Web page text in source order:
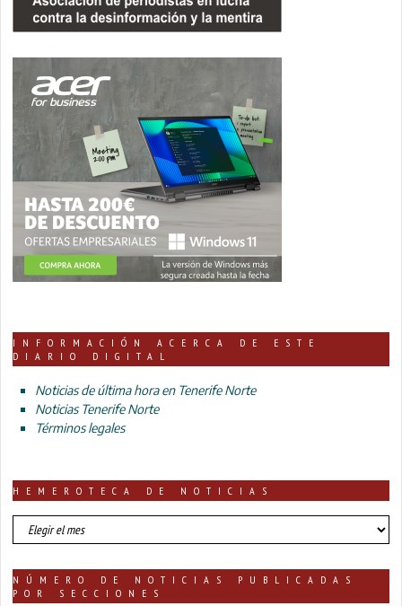
INFORMACIÓN ACERCA DE ESTE
DIARIO DIGITAL
Noticias de última hora en Tenerife Norte
Noticias Tenerife Norte
Términos legales
HEMEROTECA DE NOTICIAS
HEMEROTECA
DE
NÚMERO DE NOTICIAS PUBLICADAS
POR SECCIONES